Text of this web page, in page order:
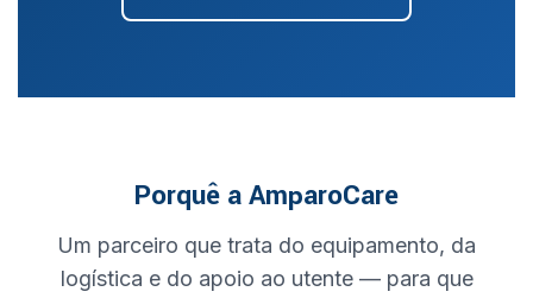
Porquê a AmparoCare
Um parceiro que trata do equipamento, da
logística e do apoio ao utente — para que